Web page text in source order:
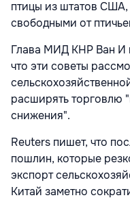
птицы из штатов
свободными от
Глава МИД КНР Ван И
что эти советы
расширять торговлю
снижения".
Reuters пишет, что
пошлин, которые
экспорт
Китай заметно